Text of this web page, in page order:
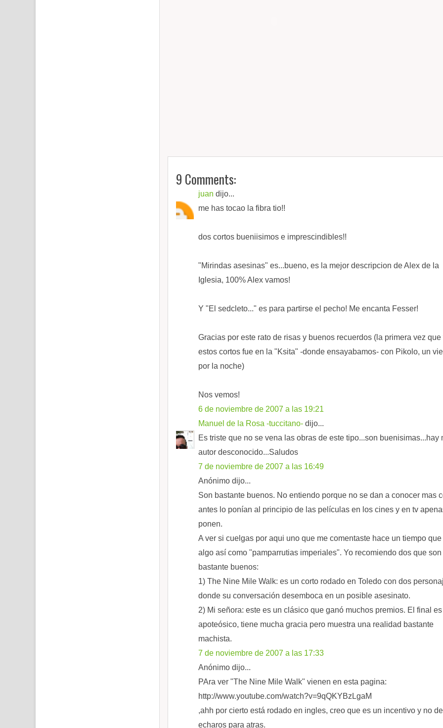
9 Comments:
juan dijo...
me has tocao la fibra tio!!
dos cortos bueniisimos e imprescindibles!!
"Mirindas asesinas" es...bueno, es la mejor descripcion de Alex de la
Iglesia, 100% Alex vamos!
Y "El sedcleto..." es para partirse el pecho! Me encanta Fesser!
Gracias por este rato de risas y buenos recuerdos (la primera vez que
estos cortos fue en la "Ksita" -donde ensayabamos- con Pikolo, un
por la noche)
Nos vemos!
6 de noviembre de 2007 a las 19:21
Manuel de la Rosa -tuccitano- dijo...
Es triste que no se vena las obras de este tipo...son buenisimas...hay
autor desconocido...Saludos
7 de noviembre de 2007 a las 16:49
Anónimo dijo...
Son bastante buenos. No entiendo porque no se dan a conocer mas
antes lo ponían al principio de las películas en los cines y en tv
ponen.
A ver si cuelgas por aqui uno que me comentaste hace un tiempo
algo así como "pamparrutias imperiales". Yo recomiendo dos que son
bastante buenos:
1) The Nine Mile Walk: es un corto rodado en Toledo con dos
donde su conversación desemboca en un posible asesinato.
2) Mi señora: este es un clásico que ganó muchos premios. El final es
apoteósico, tiene mucha gracia pero muestra una realidad bastante
machista.
7 de noviembre de 2007 a las 17:33
Anónimo dijo...
PAra ver "The Nine Mile Walk" vienen en esta pagina:
http://www.youtube.com/watch?v=9qQKYBzLgaM
,ahh por cierto está rodado en ingles, creo que es un incentivo y no
echaros para atras.